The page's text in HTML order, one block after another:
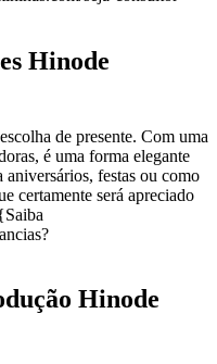
Hinode
de presente. Com uma
é uma forma elegante
aniversários, festas ou como
certamente será apreciado
Hinode